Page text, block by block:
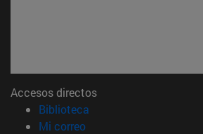
Accesos directos
Biblioteca
Mi correo(abre en nueva ventana)